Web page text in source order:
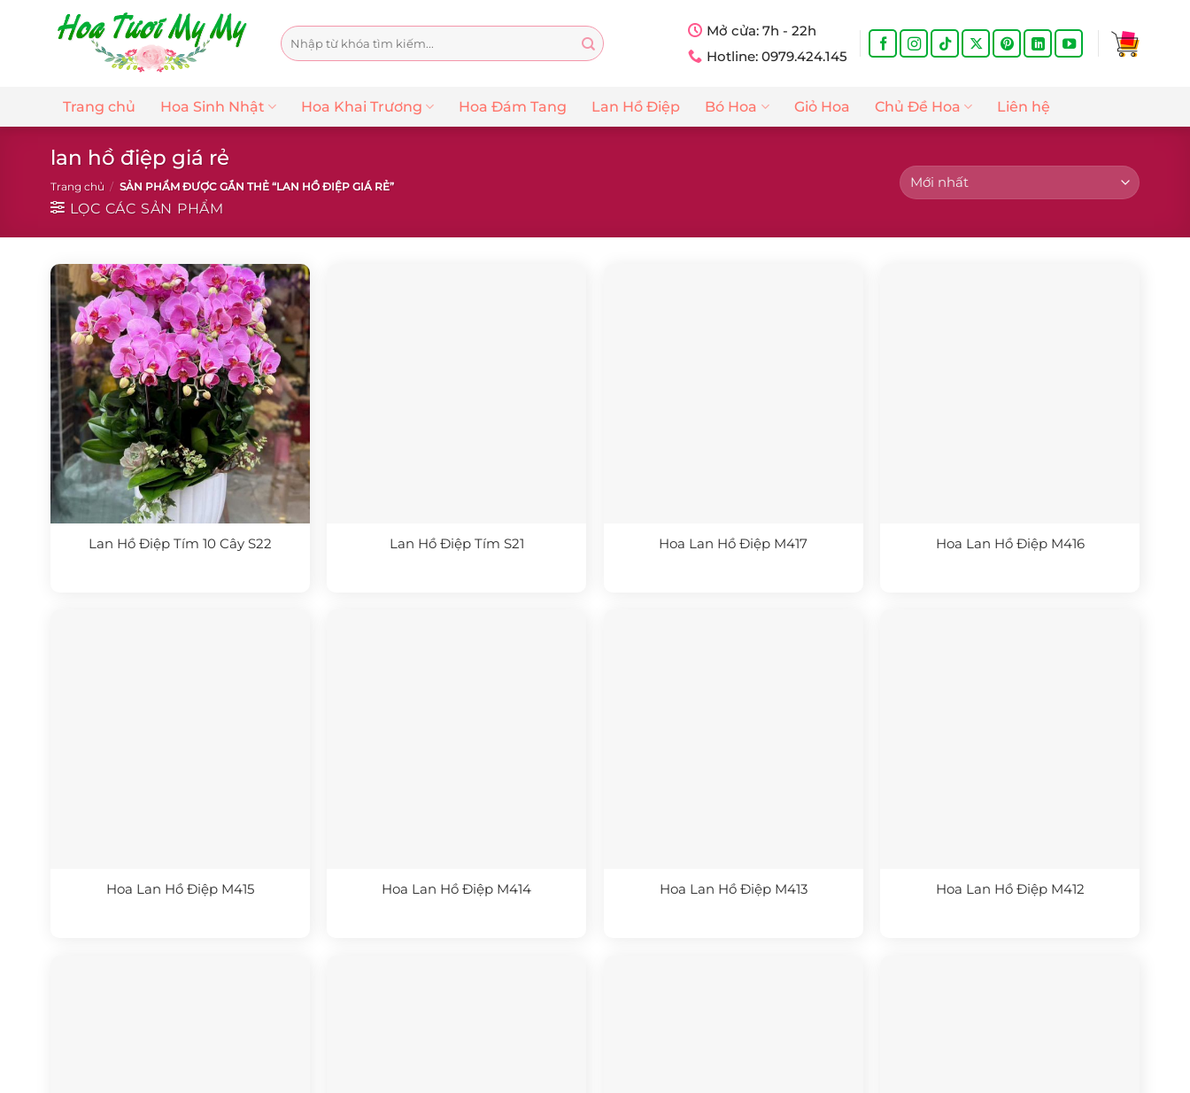
Tìm
kiếm:
Mở cửa: 7h - 22h
Hotline: 0979.424.145
Trang chủ Hoa Sinh Nhật Hoa Khai Trương Hoa Đám Tang Lan Hồ Điệp Bó Hoa Giỏ Hoa Chủ Đề Hoa Liên hệ
lan hồ điệp giá rẻ
Trang chủ / SẢN PHẨM ĐƯỢC GẮN THẺ “LAN HỒ ĐIỆP GIÁ RẺ”
LỌC CÁC SẢN PHẨM
Lan Hồ Điệp Tím 10 Cây S22 Lan Hồ Điệp Tím S21 Hoa Lan Hồ Điệp M417 Hoa Lan Hồ Điệp M416
Hoa Lan Hồ Điệp M415 Hoa Lan Hồ Điệp M414 Hoa Lan Hồ Điệp M413 Hoa Lan Hồ Điệp M412